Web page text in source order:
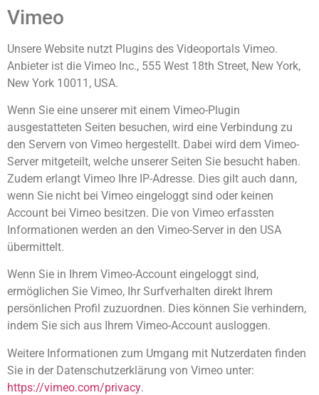
Vimeo
Unsere Website nutzt Plugins des Videoportals Vimeo.
Anbieter ist die Vimeo Inc., 555 West 18th Street, New York,
New York 10011, USA.
Wenn Sie eine unserer mit einem Vimeo-Plugin
ausgestatteten Seiten besuchen, wird eine Verbindung zu
den Servern von Vimeo hergestellt. Dabei wird dem Vimeo-
Server mitgeteilt, welche unserer Seiten Sie besucht haben.
Zudem erlangt Vimeo Ihre IP-Adresse. Dies gilt auch dann,
wenn Sie nicht bei Vimeo eingeloggt sind oder keinen
Account bei Vimeo besitzen. Die von Vimeo erfassten
Informationen werden an den Vimeo-Server in den USA
übermittelt.
Wenn Sie in Ihrem Vimeo-Account eingeloggt sind,
ermöglichen Sie Vimeo, Ihr Surfverhalten direkt Ihrem
persönlichen Profil zuzuordnen. Dies können Sie verhindern,
indem Sie sich aus Ihrem Vimeo-Account ausloggen.
Weitere Informationen zum Umgang mit Nutzerdaten finden
Sie in der Datenschutzerklärung von Vimeo unter:
https://vimeo.com/privacy.